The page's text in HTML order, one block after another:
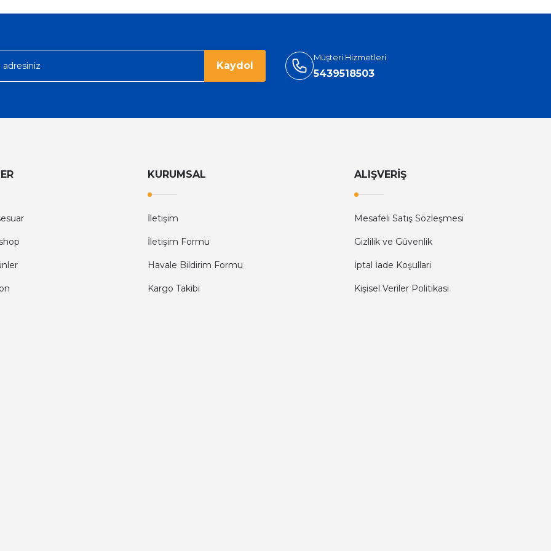
Kaydol
Müşteri Hizmetleri
5439518503
KURUMSAL
İletişim
İletişim Formu
Havale Bildirim Formu
Kargo Takibi
ALIŞVERİŞ
Mesafeli Satış Sözleşmesi
Gizlilik ve Güvenlik
İptal İade Koşullari
Kişisel Veriler Politikası